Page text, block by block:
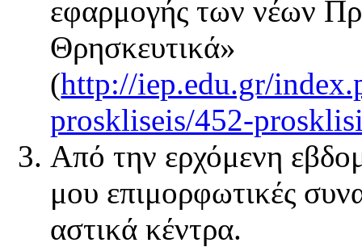
εφαρμογής των νέων
Θρησκευτικά»
(http://iep.edu.gr/
proskliseis/452-
Από την ερχόμενη
μου επιμορφωτικές
αστικά κέντρα.